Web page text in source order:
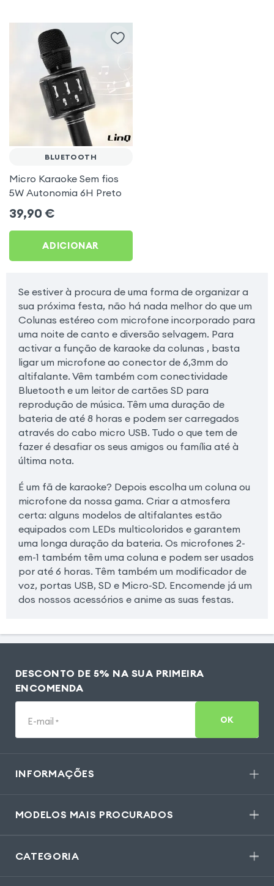
BLUETOOTH
Micro Karaoke Sem fios
5W Autonomia 6H Preto
39,90 €
ADICIONAR
Se estiver à procura de uma forma de organizar a
sua próxima festa, não há nada melhor do que um
Colunas estéreo com microfone incorporado para
uma noite de canto e diversão selvagem. Para
activar a função de karaoke da colunas , basta
ligar um microfone ao conector de 6,3mm do
altifalante. Vêm também com conectividade
Bluetooth e um leitor de cartões SD para
reprodução de música. Têm uma duração de
bateria de até 8 horas e podem ser carregados
através do cabo micro USB. Tudo o que tem de
fazer é desafiar os seus amigos ou família até à
última nota.
É um fã de karaoke? Depois escolha um coluna ou
microfone da nossa gama. Criar a atmosfera
certa: alguns modelos de altifalantes estão
equipados com LEDs multicoloridos e garantem
uma longa duração da bateria. Os microfones 2-
em-1 também têm uma coluna e podem ser usados
por até 6 horas. Têm também um modificador de
voz, portas USB, SD e Micro-SD. Encomende já um
dos nossos acessórios e anime as suas festas.
DESCONTO DE 5% NA SUA PRIMEIRA
ENCOMENDA
E-mail * OK
INFORMAÇÕES
MODELOS MAIS PROCURADOS
CATEGORIA